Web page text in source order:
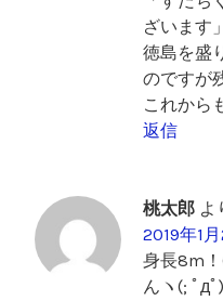
ざいます
徳島を盛
のですが
これから
返信
桃太郎 よ
2019年1
身長8m
んヽ(; ﾟдﾟ